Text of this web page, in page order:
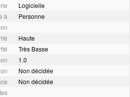
Logicielle
à
Personne
Haute
Très Basse
1.0
Non décidée
Non décidée